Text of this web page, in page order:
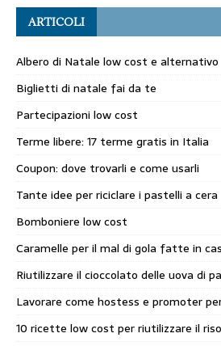
ARTICOLI
Albero di Natale low cost e alternativo
Biglietti di natale fai da te
Partecipazioni low cost
Terme libere: 17 terme gratis in Italia
Coupon: dove trovarli e come usarli
Tante idee per riciclare i pastelli a cera
Bomboniere low cost
Caramelle per il mal di gola fatte in
Riutilizzare il cioccolato delle uova di
Lavorare come hostess e promoter
10 ricette low cost per riutilizzare il